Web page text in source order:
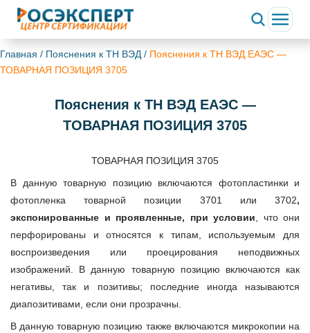
Главная / Пояснения к ТН ВЭД / Пояснения к ТН ВЭД ЕАЭС —
ТОВАРНАЯ ПОЗИЦИЯ 3705
Пояснения к ТН ВЭД ЕАЭС —
ТОВАРНАЯ ПОЗИЦИЯ 3705
ТОВАРНАЯ ПОЗИЦИЯ 3705
В данную товарную позицию включаются фотопластинки и
фотопленка товарной позиции 3701 или 3702,
экспонированные и проявленные, при условии , что они
перфорированы и относятся к типам, используемым для
воспроизведения или проецирования неподвижных
изображений. В данную товарную позицию включаются как
негативы, так и позитивы; последние иногда называются
диапозитивами, если они прозрачны.
В данную товарную позицию также включаются микрокопии на